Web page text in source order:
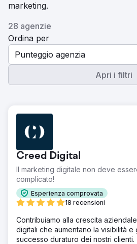
marketing.
28 agenzie
Ordina per
Punteggio agenzia
Apri i filtri
Creed Digital
Il marketing digitale non deve
complicato!
Esperienza comprovata
18 recensioni
Contribuiamo alla crescita
digitali che aumentano la visibilità e
successo duraturo dei nostri clienti.